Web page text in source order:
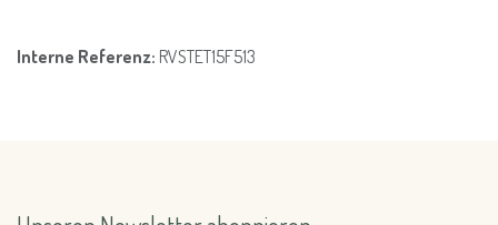
Interne Referenz: RVSTET15F513